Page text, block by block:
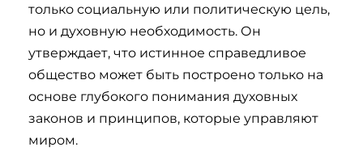
только социальную или политическую цель,
но и духовную необходимость. Он
утверждает, что истинное справедливое
общество может быть построено только на
основе глубокого понимания духовных
законов и принципов, которые управляют
миром.